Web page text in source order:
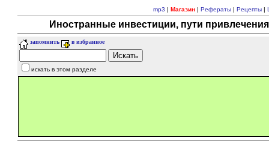
mp3 | Магазин| Рефераты| Рецепты|
Иностранные инвестиции, пути
запомнить в избранное
искать в этом разделе